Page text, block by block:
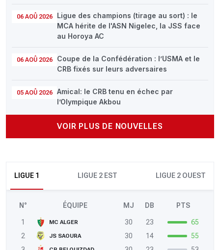
06 AOÛ 2026
Ligue des champions (tirage au sort) : le
MCA hérite de l'ASN Nigelec, la JSS face
au Horoya AC
06 AOÛ 2026
Coupe de la Confédération : l’USMA et le
CRB fixés sur leurs adversaires
05 AOÛ 2026
Amical: le CRB tenu en échec par
l’Olympique Akbou
VOIR PLUS DE NOUVELLES
LIGUE 1 LIGUE 2 EST LIGUE 2 OUEST
N° ÉQUIPE MJ DB PTS
1 MC ALGER 30 23
65
2
JS SAOURA 30 14
55